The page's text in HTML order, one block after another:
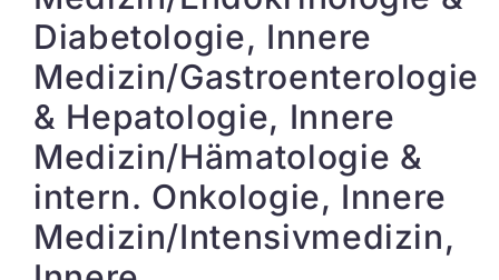
Diabetologie, Innere
Medizin/Gastroenterologie
& Hepatologie, Innere
Medizin/Hämatologie &
intern. Onkologie, Innere
Medizin/Intensivmedizin,